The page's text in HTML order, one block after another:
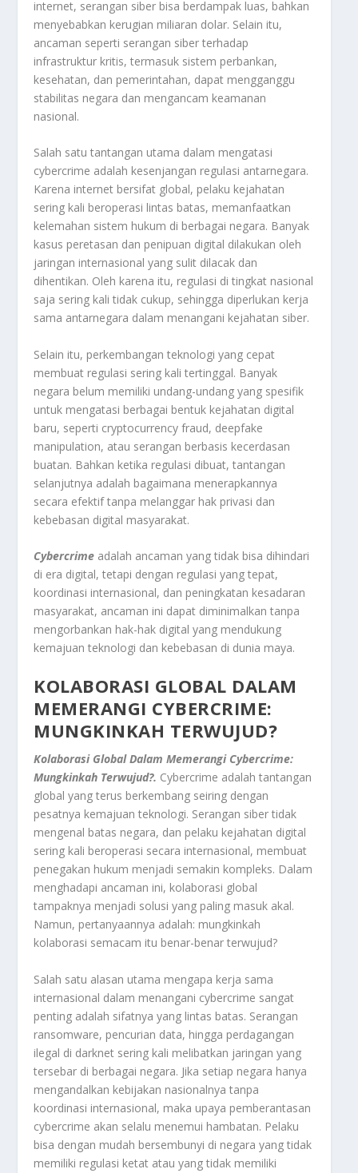
internet, serangan siber bisa berdampak luas, bahkan
menyebabkan kerugian miliaran dolar. Selain itu,
ancaman seperti serangan siber terhadap
infrastruktur kritis, termasuk sistem perbankan,
kesehatan, dan pemerintahan, dapat mengganggu
stabilitas negara dan mengancam keamanan
nasional.
Salah satu tantangan utama dalam mengatasi
cybercrime adalah kesenjangan regulasi antarnegara.
Karena internet bersifat global, pelaku kejahatan
sering kali beroperasi lintas batas, memanfaatkan
kelemahan sistem hukum di berbagai negara. Banyak
kasus peretasan dan penipuan digital dilakukan oleh
jaringan internasional yang sulit dilacak dan
dihentikan. Oleh karena itu, regulasi di tingkat nasional
saja sering kali tidak cukup, sehingga diperlukan kerja
sama antarnegara dalam menangani kejahatan siber.
Selain itu, perkembangan teknologi yang cepat
membuat regulasi sering kali tertinggal. Banyak
negara belum memiliki undang-undang yang spesifik
untuk mengatasi berbagai bentuk kejahatan digital
baru, seperti cryptocurrency fraud, deepfake
manipulation, atau serangan berbasis kecerdasan
buatan. Bahkan ketika regulasi dibuat, tantangan
selanjutnya adalah bagaimana menerapkannya
secara efektif tanpa melanggar hak privasi dan
kebebasan digital masyarakat.
Cybercrime adalah ancaman yang tidak bisa dihindari
di era digital, tetapi dengan regulasi yang tepat,
koordinasi internasional, dan peningkatan kesadaran
masyarakat, ancaman ini dapat diminimalkan tanpa
mengorbankan hak-hak digital yang mendukung
kemajuan teknologi dan kebebasan di dunia maya.
KOLABORASI GLOBAL DALAM
MEMERANGI CYBERCRIME:
MUNGKINKAH TERWUJUD?
Kolaborasi Global Dalam Memerangi Cybercrime:
Mungkinkah Terwujud?. Cybercrime adalah tantangan
global yang terus berkembang seiring dengan
pesatnya kemajuan teknologi. Serangan siber tidak
mengenal batas negara, dan pelaku kejahatan digital
sering kali beroperasi secara internasional, membuat
penegakan hukum menjadi semakin kompleks. Dalam
menghadapi ancaman ini, kolaborasi global
tampaknya menjadi solusi yang paling masuk akal.
Namun, pertanyaannya adalah: mungkinkah
kolaborasi semacam itu benar-benar terwujud?
Salah satu alasan utama mengapa kerja sama
internasional dalam menangani cybercrime sangat
penting adalah sifatnya yang lintas batas. Serangan
ransomware, pencurian data, hingga perdagangan
ilegal di darknet sering kali melibatkan jaringan yang
tersebar di berbagai negara. Jika setiap negara hanya
mengandalkan kebijakan nasionalnya tanpa
koordinasi internasional, maka upaya pemberantasan
cybercrime akan selalu menemui hambatan. Pelaku
bisa dengan mudah bersembunyi di negara yang tidak
memiliki regulasi ketat atau yang tidak memiliki